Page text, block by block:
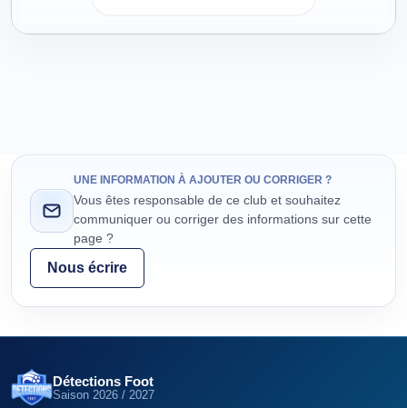
UNE INFORMATION À AJOUTER OU CORRIGER ?
Vous êtes responsable de ce club et souhaitez
communiquer ou corriger des informations sur cette
page ?
Nous écrire
Détections Foot
Saison 2026 / 2027